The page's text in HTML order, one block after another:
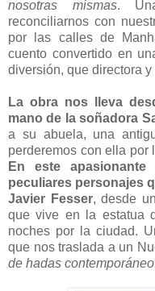
nosotras mismas.
reconciliarnos con
por las calles de
cuento convertido en
diversión, que directora
La obra nos lleva
mano de la soñadora
a su abuela, una
perderemos con ella por
En este
peculiares personajes
Javier Fesser, desde
que vive en la estatua
noches por la ciudad.
que nos traslada a un
de hadas contemporáneo